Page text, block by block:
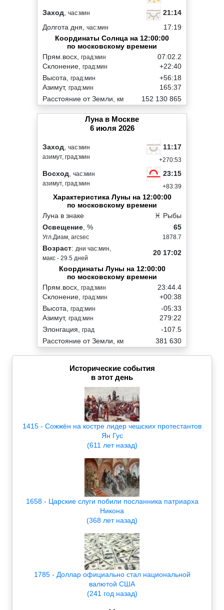
Заход час:мин
21:14
Долгота дня, час:мин
17:19
Координаты Солнца на 12:00:00
по московскому времени
Прям.восх, град:мин
Склонение, град:мин
07:02.2
+22:40
Высота, град:мин
Азимут, град:мин
+56:18
165:37
Расстояние от Земли, км 152 130 865
Луна в Москве
6 июля 2026
Заход час:мин
азимут, град:мин
11:17
+270:53
Восход час:мин
азимут, град:мин
23:15
+83:39
Характеристика Луны на 12:00:00
по московскому времени
Луна в знаке
♓ Рыбы
Освещение , %
Угл.Диам, arcsec
65
1878.7
Возраст: дни час:мин,
макс - 29.5 дней
20 17:02
Координаты Луны на 12:00:00
по московскому времени
Прям.восх, град:мин
Склонение, град:мин
23:44.4
+00:38
Высота, град:мин
Азимут, град:мин
-05:33
279:22
Элонгация, град
-107.5
Расстояние от Земли, км 381 630
Исторические события
в этот день
1415 - Сожжён на костре лидер чешских протестантов
Ян Гус
(611 лет назад)
1658 - Царские слуги побили посланника патриарха
Никона
(368 лет назад)
1785 - Доллар официально стал национальной
валютой США
(241 год назад)